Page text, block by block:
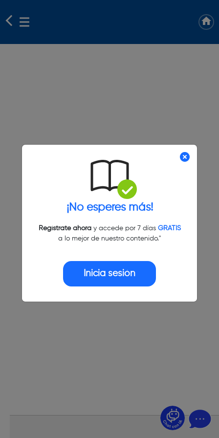
¡No esperes más!
Regístrate ahoray accede por 7 días GRATIS
a lo mejor de nuestro contenido."
Inicia sesión